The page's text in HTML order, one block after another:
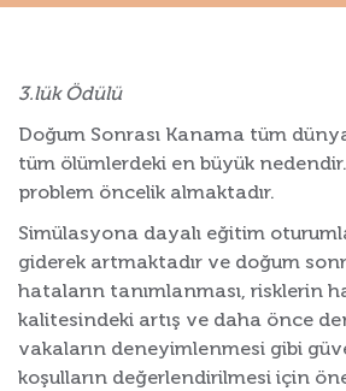
3.lük Ödülü
Doğum Sonrası Kanama tüm
tüm ölümlerdeki en büyük
problem öncelik almaktadır.
Simülasyona dayalı eğitim
giderek artmaktadır ve doğum
hataların tanımlanması, risklerin
kalitesindeki artış ve daha önce
vakaların deneyimlenmesi gibi
koşulların değerlendirilmesi için